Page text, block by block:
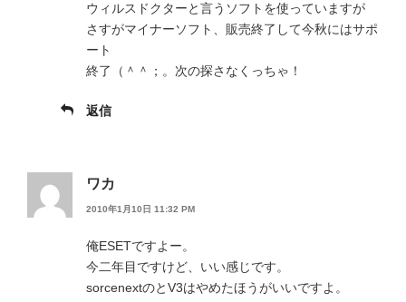
ウィルスドクターと言うソフトを使っていますが
さすがマイナーソフト、販売終了して今秋にはサポ
ート
終了（＾＾；。次の探さなくっちゃ！
返信
ワカ
2010年1月10日 11:32 PM
俺ESETですよー。
今二年目ですけど、いい感じです。
sorcenextのとV3はやめたほうがいいですよ。